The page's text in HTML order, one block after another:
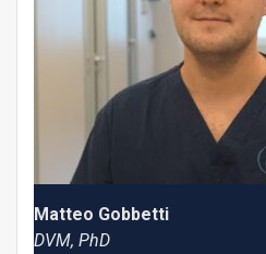
Matteo Gobbetti
DVM, PhD